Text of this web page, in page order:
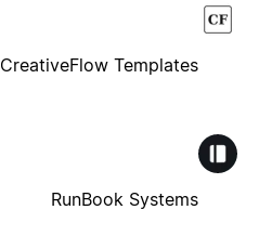
CreativeFlow Templates
RunBook Systems